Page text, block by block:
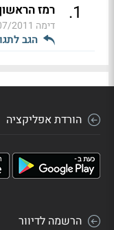
1
. רמז
דימה 08:01
הגב
הורדת אפליקציה
הרשמה לדיוור